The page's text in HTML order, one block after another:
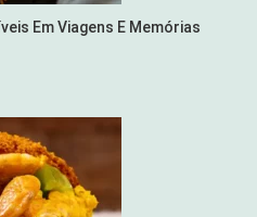
Em Viagens E Memórias